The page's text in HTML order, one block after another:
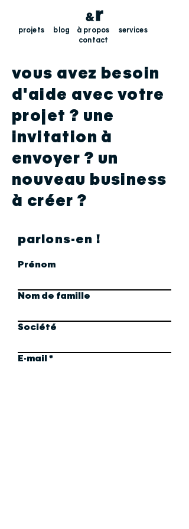
à propos
services
contact
projets blog
vous avez besoin
d'aide avec votre
projet ? une
invitation à
envoyer ? un
nouveau business
à créer ?
parlons-en !
Prénom
Nom de famille
Société
E-mail